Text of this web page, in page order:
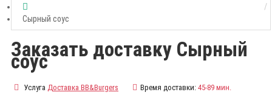
Сырный соус
Заказать доставку Сырный
соус
Услуга Доставка BB&Burgers Время доставки: 45-89 мин.